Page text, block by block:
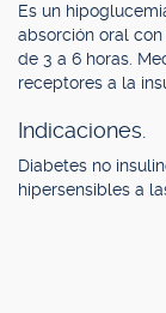
Es un
absorción oral
de 3 a 6 horas.
receptores a la
Indicaciones.
Diabetes no
hipersensibles a